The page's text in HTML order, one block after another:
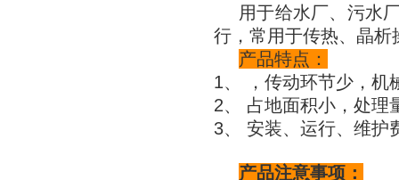
用于给水厂、污水
行，常用于传热、晶
产品特点：
1、
，传动环节少，
2、 占地面积小，处理
3、 安装、运行、维护
产品注意事项：